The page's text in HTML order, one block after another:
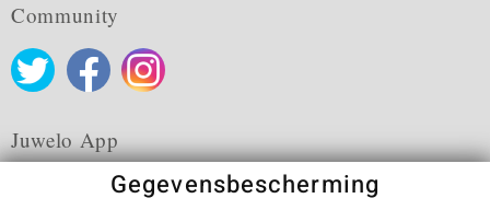
Community
Juwelo App
Gegevensbescherming